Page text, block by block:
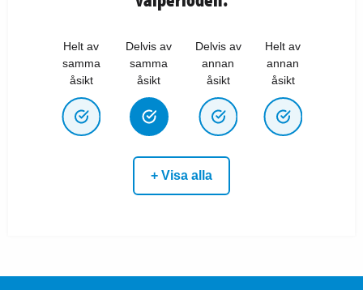
Helt av
samma
åsikt
Delvis av
samma
åsikt
Delvis av
annan
åsikt
Helt av
annan
åsikt
+ Visa alla